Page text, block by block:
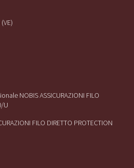
NOBIS ASSICURAZIONI FILO
U
FILO DIRETTO PROTECTION